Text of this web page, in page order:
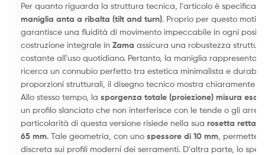
Per quanto riguarda la struttura tecnica, l'articolo è
maniglia anta a ribalta (tilt and turn). Proprio per questo
garantisce una fluidità di movimento impeccabile in ogni
costruzione integrale in Zama assicura una robustezza
costante all'uso quotidiano. Pertanto, la maniglia rappresenta
ricerca un connubio perfetto tra estetica minimalista e
proporzioni strutturali, il disegno tecnico mostra chiaramente
Allo stesso tempo, la sporgenza totale (proiezione) misura
un profilo slanciato che non interferisce con le tende o gli
particolarità di questa versione risiede nella sua rosetta
65 mm. Tale geometria, con uno spessore di 10 mm, permette
discreta sui profili moderni dei serramenti. D'altra parte, lo